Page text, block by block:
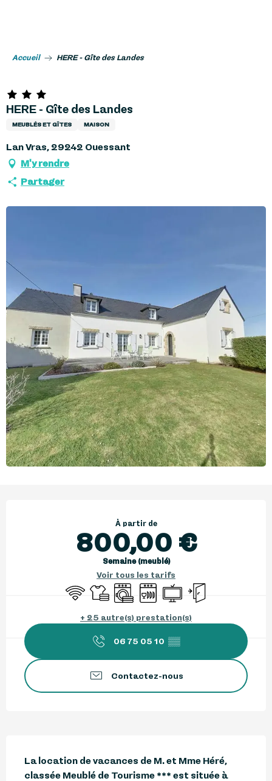
Accueil HERE - Gîte des Landes
HERE - Gîte des Landes
MEUBLÉS ET GÎTES MAISON
Lan Vras, 29242 Ouessant
M'y rendre
Partager
À partir de
800,00 €
Semaine (meublé)
Voir tous les tarifs
WiFi Draps et linge
Lave lingeLave vaisselle
Télévision
Entrée
+ 25 autre(s) prestation(s)
06 75 05 10 ▒▒
Contactez-nous
La location de vacances de M. et Mme Héré,
classée Meublé de Tourisme *** est située à